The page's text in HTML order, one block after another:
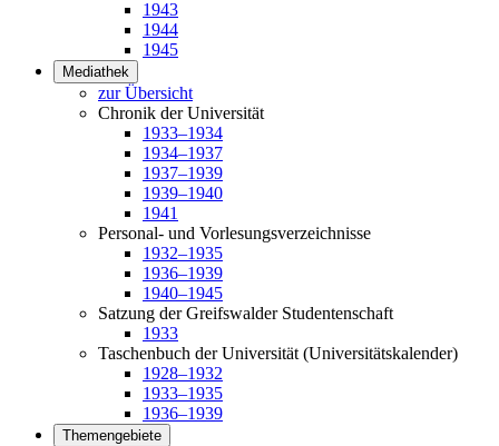
1943
1944
1945
Mediathek
zur Übersicht
Chronik der Universität
1933–1934
1934–1937
1937–1939
1939–1940
1941
Personal- und Vorlesungsverzeichnisse
1932–1935
1936–1939
1940–1945
Satzung der Greifswalder Studentenschaft
1933
Taschenbuch der Universität (Universitätskalender)
1928–1932
1933–1935
1936–1939
Themengebiete